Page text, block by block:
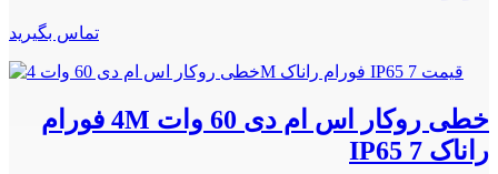
تماس بگیرید
خطی روکار اس ام دی 60 وات 4M فورام
راناک IP65 7